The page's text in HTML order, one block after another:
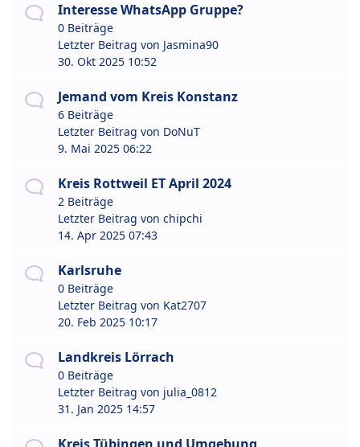
Interesse WhatsApp Gruppe?
0 Beiträge
Letzter Beitrag von Jasmina90
30. Okt 2025 10:52
Jemand vom Kreis Konstanz
6 Beiträge
Letzter Beitrag von DoNuT
9. Mai 2025 06:22
Kreis Rottweil ET April 2024
2 Beiträge
Letzter Beitrag von chipchi
14. Apr 2025 07:43
Karlsruhe
0 Beiträge
Letzter Beitrag von Kat2707
20. Feb 2025 10:17
Landkreis Lörrach
0 Beiträge
Letzter Beitrag von julia_0812
31. Jan 2025 14:57